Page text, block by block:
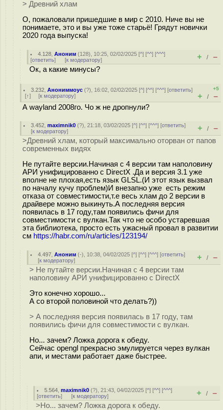
> Древний хлам
О, пожаловали пришедшие в мир с 2010. Ниче вы не
понимаете, это и вы уже тоже старьё! Грядут новички
2020 года выпуска!
4.128 ,Аноним (128), 10:25, 02/02/2025 [^] [^^] [^^^]
[ответить] [к модератору] + / –
Ок, а какие минусы?
3.232 ,Анониммоус (?), 16:02, 02/02/2025 [^] [^^] [^^^] [ответить]
[↑] [к модератору]
+5
+ / –
А wayland 2008го. Чо ж не дропнули?
3.452 ,maximnik0 (?), 21:18, 03/02/2025 [^] [^^] [^^^] [ответить]
[к модератору] + / –
>Древний хлам, который максимально оторван от папов
современных видях
Не путайте версии.Начиная с 4 версии там наполовину
АРИ унифицированно с DirectX .Да и версия 3.1 уже
вполне не плохая,есть язык GLSL.(И этот язык вызвал
по началу кучу проблем)И внезапно уже есть режим
отказа от совместимости,т.е весь хлам до 2 версии в
драйвере можно выкинуть.А последняя версия
появилась в 17 году,там появились фичи для
совместимости с вулкан.Так что не особо устаревшая
эта библиотека, просто есть ужасный провал в развитии
см https://habr.com/ru/articles/123194/
4.497 ,Аноним (-), 10:38, 04/02/2025 [^] [^^] [^^^] [ответить]
[к модератору] + / –
> Не путайте версии.Начиная с 4 версии там
наполовину АРИ унифицированно с DirectX
Это конечно хорошо...
А со второй половиной что делать?))
> А последняя версия появилась в 17 году, там
появились фичи для совместимости с вулкан.
Но... зачем? Ложка дорога к обеду.
Сейчас opengl прекрасно эмулируется через вулкан
апи, и местами работает даже быстрее.
5.564 ,maximnik0 (?), 21:43, 04/02/2025 [^] [^^] [^^^]
[ответить] [к модератору] + / –
>Но... зачем? Ложка дорога к обеду.